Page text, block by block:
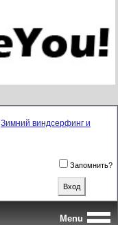
Зимний виндсерфинг и
Запомнить?
Menu